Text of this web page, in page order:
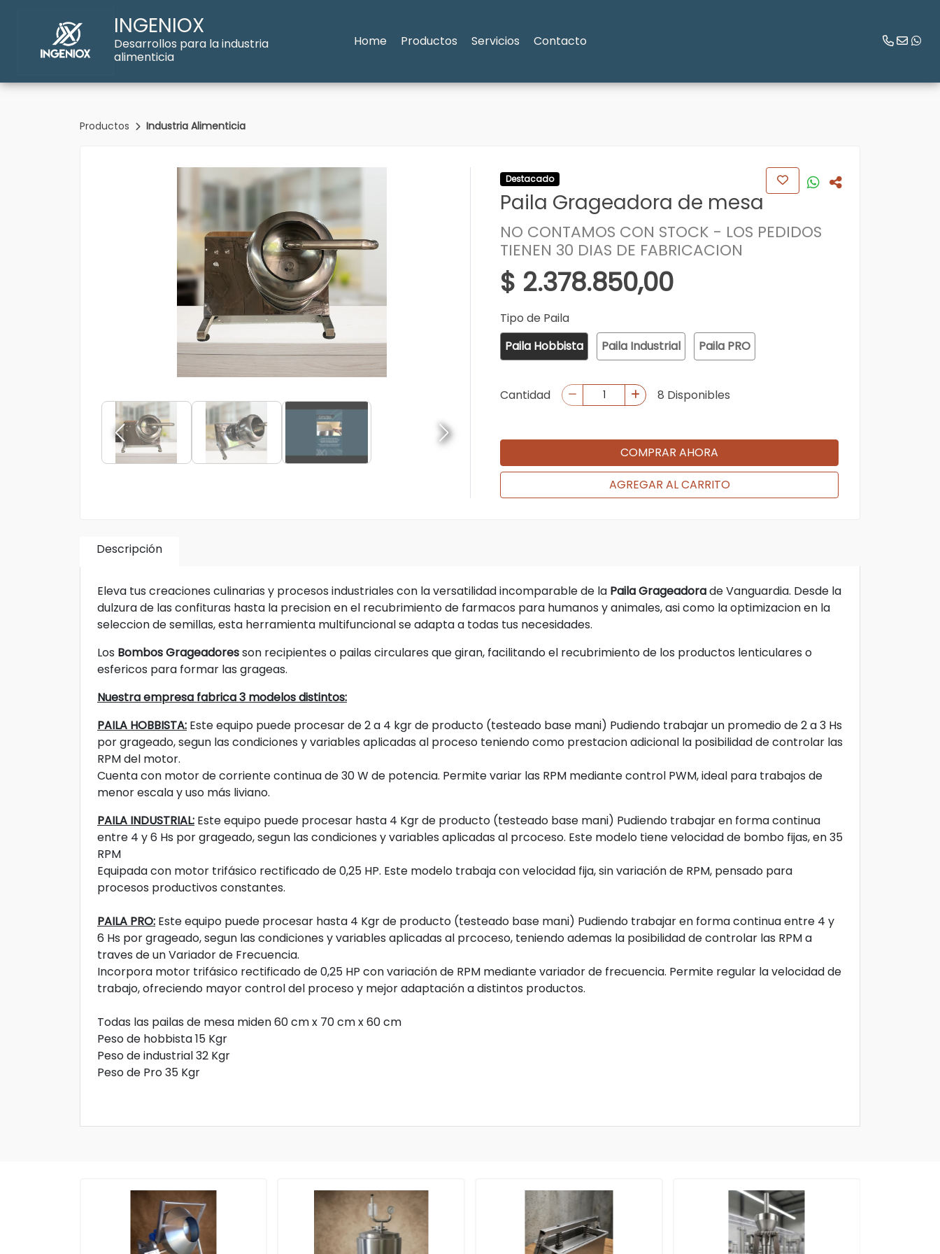
INGENIOX
Desarrollos para la industria
alimenticia
Home Productos Servicios Contacto
Productos Industria Alimenticia
Destacado
Paila Grageadora de mesa
NO CONTAMOS CON STOCK - LOS PEDIDOS
TIENEN 30 DIAS DE FABRICACION
$ 2.378.850,00
Tipo de Paila
Paila Hobbista
Paila Industrial Paila PRO
Cantidad 8 Disponibles
COMPRAR AHORA
AGREGAR AL CARRITO
Descripción
Eleva tus creaciones culinarias y procesos industriales con la versatilidad incomparable de la Paila Grageadorade Vanguardia. Desde la
dulzura de las confituras hasta la precision en el recubrimiento de farmacos para humanos y animales, asi como la optimizacion en la
seleccion de semillas, esta herramienta multifuncional se adapta a todas tus necesidades.
Los Bombos Grageadoresson recipientes o pailas circulares que giran, facilitando el recubrimiento de los productos lenticulares o
esfericos para formar las grageas.
Nuestra empresa fabrica 3 modelos distintos:
PAILA HOBBISTA: Este equipo puede procesar de 2 a 4 kgr de producto (testeado base mani) Pudiendo trabajar un promedio de 2 a 3 Hs
por grageado, segun las condiciones y variables aplicadas al proceso teniendo como prestacion adicional la posibilidad de controlar las
RPM del motor.
Cuenta con motor de corriente continua de 30 W de potencia. Permite variar las RPM mediante control PWM, ideal para trabajos de
menor escala y uso más liviano.
PAILA INDUSTRIAL: Este equipo puede procesar hasta 4 Kgr de producto (testeado base mani) Pudiendo trabajar en forma continua
entre 4 y 6 Hs por grageado, segun las condiciones y variables aplicadas al prcoceso. Este modelo tiene velocidad de bombo fijas, en 35
RPM
Equipada con motor trifásico rectificado de 0,25 HP. Este modelo trabaja con velocidad fija, sin variación de RPM, pensado para
procesos productivos constantes.
PAILA PRO: Este equipo puede procesar hasta 4 Kgr de producto (testeado base mani) Pudiendo trabajar en forma continua entre 4 y
6 Hs por grageado, segun las condiciones y variables aplicadas al prcoceso, teniendo ademas la posibilidad de controlar las RPM a
traves de un Variador de Frecuencia.
Incorpora motor trifásico rectificado de 0,25 HP con variación de RPM mediante variador de frecuencia. Permite regular la velocidad de
trabajo, ofreciendo mayor control del proceso y mejor adaptación a distintos productos.
Todas las pailas de mesa miden 60 cm x 70 cm x 60 cm
Peso de hobbista 15 Kgr
Peso de industrial 32 Kgr
Peso de Pro 35 Kgr